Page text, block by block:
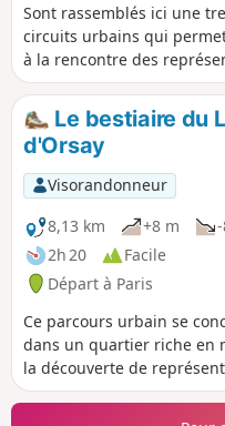
Sont rassemblés ici une
circuits urbains qui
à la rencontre des
animalières dans la
ornementations
murales, etc.
Le bestiaire du
d'Orsay
Visorandonneur
8,13 km
+8 m
2h 20
Facile
Départ à Paris
Ce parcours urbain se
dans un quartier riche en
la découverte de
jardin des Tuileries,